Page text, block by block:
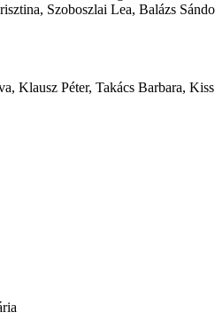
Szoboszlai Lea, Balázs
Péter, Takács Barbara,